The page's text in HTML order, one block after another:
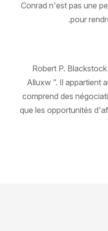
Conrad n'est pas une
pour
Robert P.
Alluxw ”. Il appartient
comprend des
que les opportunités